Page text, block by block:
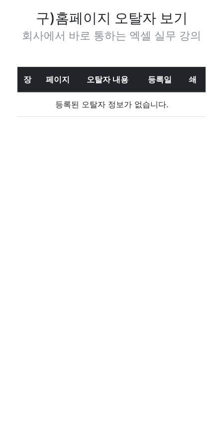
구)홈페이지 오탈자 보기
회사에서 바로 통하는 엑셀 실무 강의
장 페이지 오탈자 내용 등록일 쇄
등록된 오탈자 정보가 없습니다.